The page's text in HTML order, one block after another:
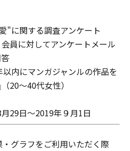
"に関する調査アンケート
員に対してアンケートメール
内にマンガジャンルの作品を
20～40代女性）
29日～2019年９月1日
グラフをご利用いただく際